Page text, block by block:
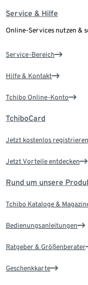
Service & Hilfe
Online-Services nutzen &
Service-Bereich
Hilfe & Kontakt
Tchibo Online-Konto
TchiboCard
Jetzt kostenlos registrieren
Jetzt Vorteile entdecken
Rund um unsere
Tchibo Kataloge &
Bedienungsanleitungen
Ratgeber & Größenberater
Geschenkkarte